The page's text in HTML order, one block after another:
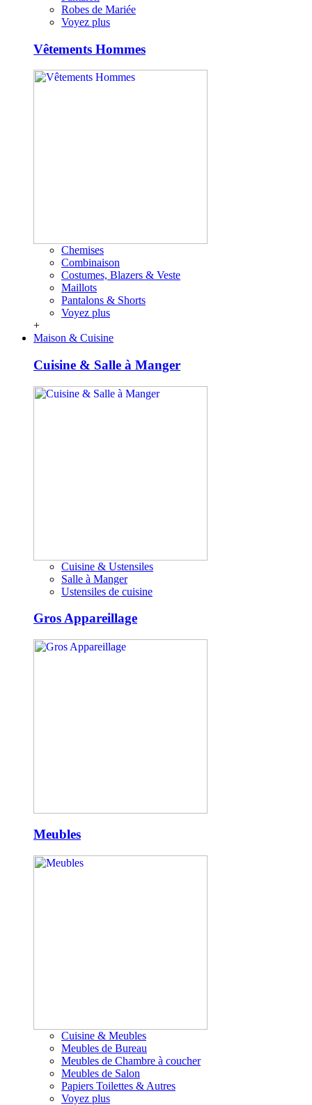
Robes de Mariée
Voyez plus
Vêtements Hommes
Chemises
Combinaison
Costumes, Blazers & Veste
Maillots
Pantalons & Shorts
Voyez plus
+
Maison & Cuisine
Cuisine & Salle à Manger
Cuisine & Ustensiles
Salle à Manger
Ustensiles de cuisine
Gros Appareillage
Meubles
Cuisine & Meubles
Meubles de Bureau
Meubles de Chambre à coucher
Meubles de Salon
Papiers Toilettes & Autres
Voyez plus